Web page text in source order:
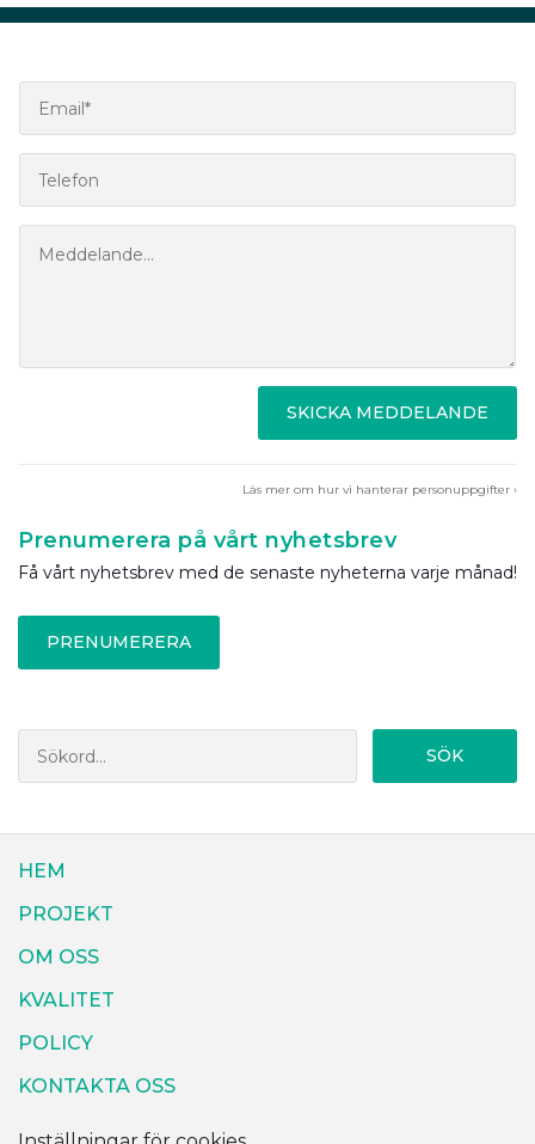
SKICKA MEDDELANDE
Läs mer om hur vi hanterar personuppgifter ›
Prenumerera på vårt nyhetsbrev
Få vårt nyhetsbrev med de senaste nyheterna varje månad!
PRENUMERERA
SÖK
HEM
PROJEKT
OM OSS
KVALITET
POLICY
KONTAKTA OSS